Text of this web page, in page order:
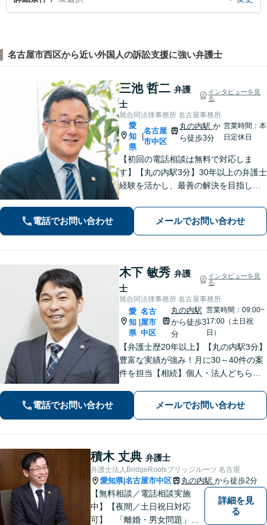
名古屋市西区から近い外国人の訴訟支援に強い弁護士
三池 哲二 弁護
士
インタビューを見
る
旭合同法律事務所 名古屋事務所
愛
知
県
|
名古屋
市中区
丸の内駅か
ら徒歩3分
営業時間：本
日定休日
【初回の電話相談は無料で対応しま
す】【丸の内駅3分】30年以上の弁護士
経験を活かし、最善の解決を目指しま
向けて尽力【労働問題】証拠集め・準
備から親身にサポート【他士業と連
携】
電話でお問い合わせ メールでお問い合わせ
木下 敏秀 弁護
士
インタビューを見
る
旭合同法律事務所 名古屋事務所
愛
知
県
名古
屋市
中区
丸の内駅
から徒歩3
分
営業時間：09:00~
17:00（土日祝
日）
【弁護士歴20年以上】【丸の内駅3分】
豊富な実績が強み！月に30～40件の案
件を担当【相続】個人・法人どちらの
方ともに納得する解決を目指します
【離婚問題】他士業と連携し多角的な
電話でお問い合わせ メールでお問い合わせ
積木 丈典 弁護士
弁護士法人BridgeRootsブリッジルーツ 名古屋
愛知県|名古屋市中区 丸の内駅 から徒歩2分
【無料相談／電話相談実施
中】【夜間／土日祝日対応
可】 「離婚・男女問題」
詳細を見
る